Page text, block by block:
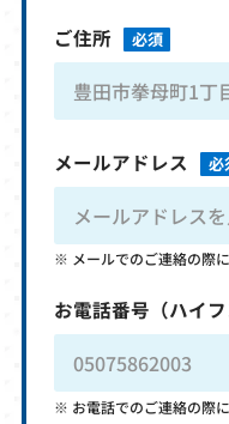
ご住所 必須
メールアドレス 必
メールでのご連絡の際
お電話番号 （ハイ
お電話でのご連絡の際